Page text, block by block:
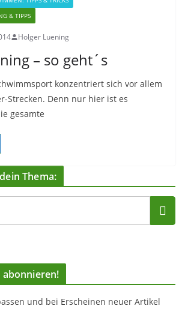
& TIPPS
Holger Luening
– so geht´s
konzentriert sich vor allem
Strecken. Denn nur hier ist es
gesamte
Thema:
abonnieren!
und bei Erscheinen neuer Artikel